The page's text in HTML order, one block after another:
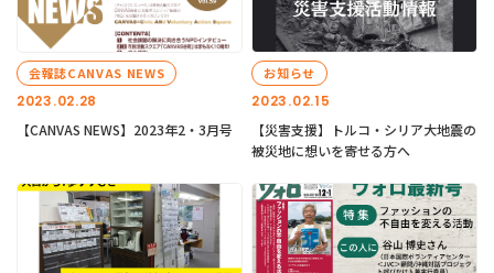
2023.02.28
会報誌CANVAS NEWS
【CANVAS NEWS】2023年2・3月号
2023.02.15
お知らせ
【災害支援】トルコ・シリア大地震の
被災地に想いを寄せる方へ